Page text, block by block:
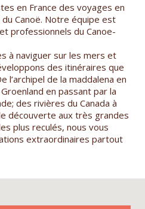
en France des voyages en
Canoë. Notre équipe est
professionnels du Canoe-
à naviguer sur les mers et
des itinéraires que
l’archipel de la maddalena en
en passant par la
des rivières du Canada à
découverte aux très grandes
plus reculés, nous vous
extraordinaires partout